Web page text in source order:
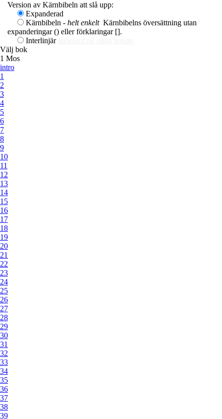
Version av Kärnbibeln att slå upp:
Expanderad
Kärnbibeln - helt enkelt Kärnbibelns översättning utan
expanderingar () eller förklaringar [].
Interlinjär
Välj bok
1 Mos
intro
1
2
3
4
5
6
7
8
9
10
11
12
13
14
15
16
17
18
19
20
21
22
23
24
25
26
27
28
29
30
31
32
33
34
35
36
37
38
39